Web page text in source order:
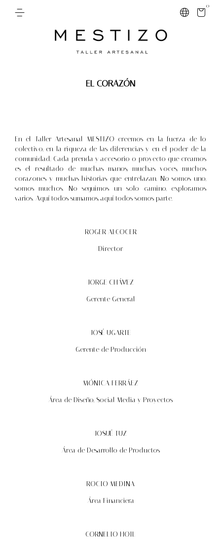
0
EL CORAZÓN
En el Taller Artesanal MESTIZO creemos en la fuerza de lo
colectivo, en la riqueza de las diferencias y en el poder de la
comunidad. Cada prenda y accesorio o proyecto que creamos
es el resultado de muchas manos, muchas voces, muchos
corazones y muchas historias que entrelazan. No somos uno,
somos muchos. No seguimos un solo camino, exploramos
varios. Aquí todos sumamos, aquí todos somos parte.
ROGER ALCOCER
Director
JORGE CHÁVEZ
Gerente General
JOSÉ UGARTE
Gerente de Producción
MÓNICA FERRÁEZ
Área de Diseño, Social Media y Proyectos
JOSUÉ TUZ
Área de Desarrollo de Productos
ROCIO MEDINA
Área Financiera
CORNELIO HOIL